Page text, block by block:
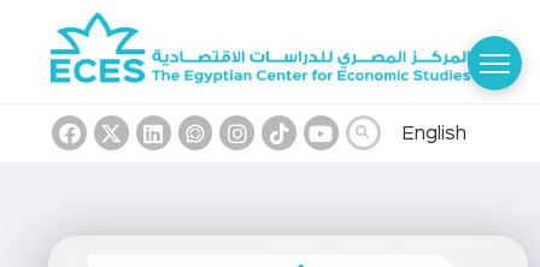
English